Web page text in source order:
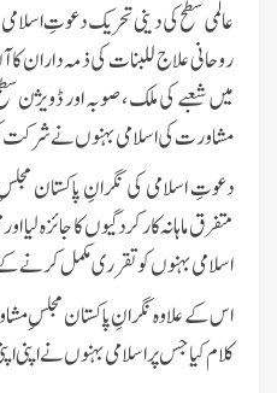
روحانی علاج للبنات کی ذمہ داران
میں شعبے کی ملک ، صوبہ اور ڈویژن
مشاورت کی اسلامی بہنوں نے
دعوتِ اسلامی کی نگرانِ پاکستان
متفرق ماہانہ کارکردگیوں کا جائزہ لیا
اسلامی بہنوں کو تقرری مکمل کرنے
اس کے علاوہ نگرانِ پاکستان مجلسِ
کلام کیا جس پر اسلامی بہنوں نے اپنی